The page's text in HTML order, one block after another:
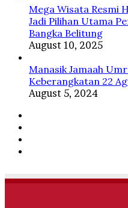
Mega Wisata Resmi
Jadi Pilihan Utama
Bangka Belitung
August 10, 2025
Manasik Jamaah
Keberangkatan 22
August 5, 2024